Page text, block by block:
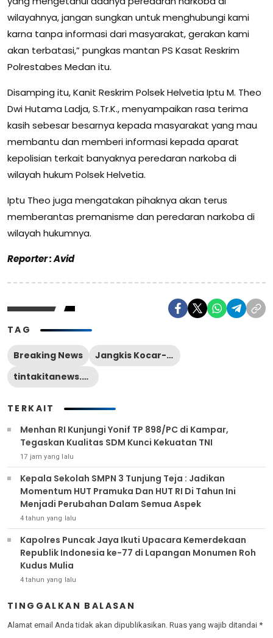
wilayahnya, jangan sungkan untuk menghubungi kami
karna tanpa informasi dari masyarakat, gerakan kami
akan terbatasi,” pungkas mantan PS Kasat Reskrim
Polrestabes Medan itu.
Disamping itu, Kanit Reskrim Polsek Helvetia Iptu M. Theo
Dwi Hutama Ladja, S.Tr.K., menyampaikan rasa terima
kasih sebesar besarnya kepada masyarakat yang mau
membantu dan memberi informasi kepada aparat
kepolisian terkait banyaknya peredaran narkoba di
wilayah hukum Polsek Helvetia.
Iptu Theo juga mengatakan pihaknya akan terus
memberantas premanisme dan peredaran narkoba di
wilayah hukumnya.
Reporter : Avid
TAG
Breaking News
Jangkis Kocar-kacir
tintakitanews.com
TERKAIT
Menhan RI Kunjungi Yonif TP 898/PC di Kampar,
Tegaskan Kualitas SDM Kunci Kekuatan TNI
17 jam yang lalu
Kepala Sekolah SMPN 3 Tunjung Teja : Jadikan
Momentum HUT Pramuka Dan HUT RI Di Tahun Ini
Menjadi Perubahan Dalam Semua Aspek
4 tahun yang lalu
Kapolres Puncak Jaya Ikuti Upacara Kemerdekaan
Republik Indonesia ke-77 di Lapangan Monumen Roh
Kudus Mulia
4 tahun yang lalu
TINGGALKAN BALASAN
Alamat email Anda tidak akan dipublikasikan. Ruas yang wajib ditandai *